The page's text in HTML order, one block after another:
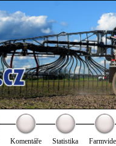
Komentáře Statistika